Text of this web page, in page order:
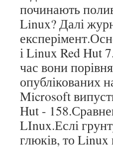
починають
Linux? Далі
і Linux Red Hut
час вони
опублікованих
Microsoft
Hut -
LInux.Еслі
глюків, то Linux